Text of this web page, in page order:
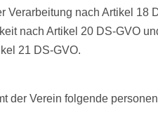
Verarbeitung nach Artikel 18
nach Artikel 20 DS-GVO
21 DS-GVO.
der Verein folgende